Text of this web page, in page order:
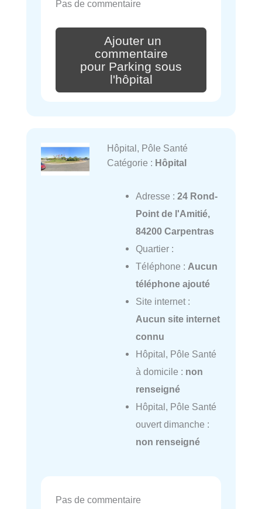
Pas de commentaire
Ajouter un
commentaire
pour Parking sous
l'hôpital
Hôpital, Pôle Santé
Catégorie : Hôpital
Adresse : 24 Rond-
Point de l'Amitié,
84200 Carpentras
Quartier :
Téléphone : Aucun
téléphone ajouté
Site internet :
Aucun site internet
connu
Hôpital, Pôle Santé
à domicile : non
renseigné
Hôpital, Pôle Santé
ouvert dimanche :
non renseigné
Pas de commentaire